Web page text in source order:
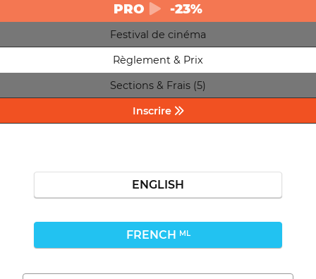
PRO -23%
Festival de cinéma
Règlement & Prix
Sections & Frais (5)
Inscrire
ENGLISH
FRENCH ML